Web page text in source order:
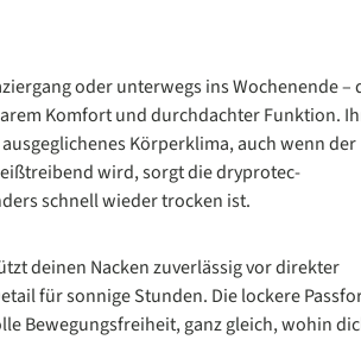
oder unterwegs ins Wochenende –
Komfort und durchdachter Funktion.
Körperklima, auch wenn der
wird, sorgt die dryprotec-
schnell wieder trocken ist.
deinen Nacken zuverlässig vor direkter
für sonnige Stunden. Die lockere
Bewegungsfreiheit, ganz gleich, wohin